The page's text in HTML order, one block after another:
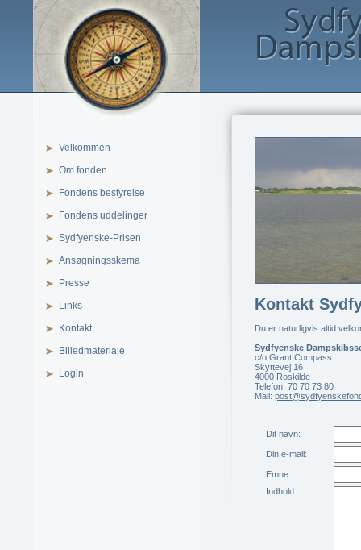
Velkommen
Om fonden
Fondens bestyrelse
Fondens uddelinger
Sydfyenske-Prisen
Ansøgningsskema
Presse
Links
Kontakt
Billedmateriale
Login
Kontakt
Du er naturligvis altid
Sydfyenske
c/o Grant Compass
Skyttevej 16
4000 Roskilde
Telefon: 70 70 73 80
Mail:
Dit navn:
Din e-mail:
Emne:
Indhold: